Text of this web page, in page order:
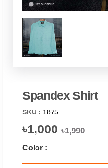
Spandex Shirt
SKU : 1875
৳1,000 ৳1,990
Color :